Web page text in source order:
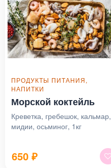
ПРОДУКТЫ ПИТАНИЯ,
НАПИТКИ
Морской коктейль
Креветка, гребешок, кальмар,
мидии, осьминог, 1кг
650 ₽